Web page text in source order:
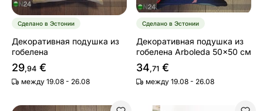
Сделано в Эстонии
Декоративная подушка из
гобелена
29,94 €
между 19.08 - 26.08
Сделано в Эстонии
Декоративная подушка из
гобелена Arboleda 50x50 см
34,71 €
между 19.08 - 26.08